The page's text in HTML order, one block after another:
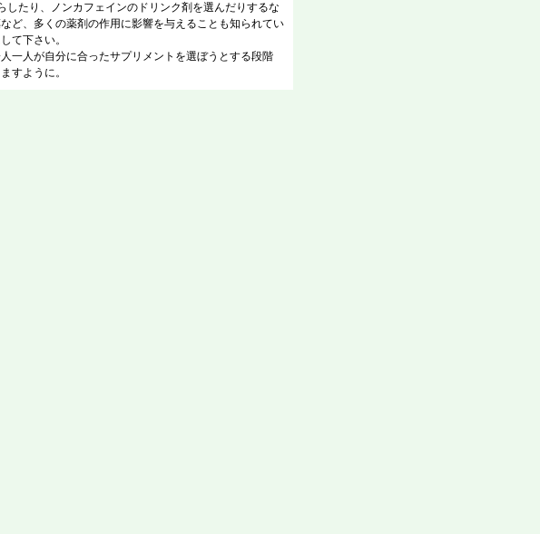
たり、ノンカフェインのドリンク剤を選んだりするな
ど、多くの薬剤の作用に影響を与えることも知られてい
て下さい。
一人が自分に合ったサプリメントを選ぼうとする段階
すように。